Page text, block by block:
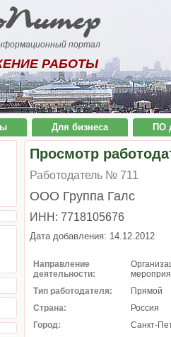
портал
РАБОТЫ
Для бизнеса ПО
Просмотр
Работодатель № 711
ООО Группа Галс
ИНН: 7718105676
Дата добавления: 14.12.2012
Направление
деятельности:
Тип работодателя:
Прямой
Страна:
Россия
Город:
Санкт-